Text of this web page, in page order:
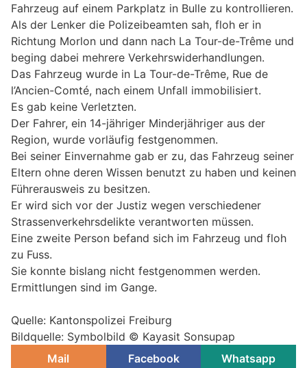
Fahrzeug auf einem Parkplatz in Bulle zu kontrollieren.
Als der Lenker die Polizeibeamten sah, floh er in
Richtung Morlon und dann nach La Tour-de-Trême und
beging dabei mehrere Verkehrswiderhandlungen.
Das Fahrzeug wurde in La Tour-de-Trême, Rue de
l’Ancien-Comté, nach einem Unfall immobilisiert.
Es gab keine Verletzten.
Der Fahrer, ein 14-jähriger Minderjähriger aus der
Region, wurde vorläufig festgenommen.
Bei seiner Einvernahme gab er zu, das Fahrzeug seiner
Eltern ohne deren Wissen benutzt zu haben und keinen
Führerausweis zu besitzen.
Er wird sich vor der Justiz wegen verschiedener
Strassenverkehrsdelikte verantworten müssen.
Eine zweite Person befand sich im Fahrzeug und floh
zu Fuss.
Sie konnte bislang nicht festgenommen werden.
Ermittlungen sind im Gange.
Quelle: Kantonspolizei Freiburg
Bildquelle: Symbolbild © Kayasit Sonsupap
Mail
Facebook Whatsapp